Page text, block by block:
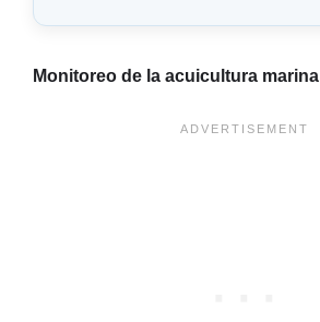
Monitoreo de la acuicultura marina